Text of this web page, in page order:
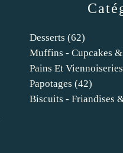
Desserts (62)
Muffins - Cupcakes
Pains Et Viennoiseries
Papotages (42)
Biscuits - Friandises